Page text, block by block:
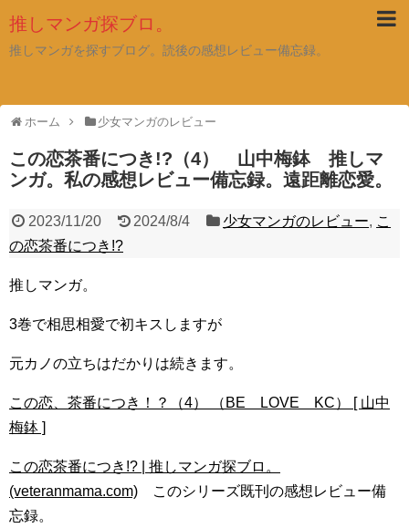
推しマンガ探ブロ。
推しマンガを探すブログ。読後の感想レビュー備忘録。
ホーム 少女マンガのレビュー
この恋茶番につき!?（4） 山中梅鉢 推しマ
ンガ。私の感想レビュー備忘録。遠距離恋愛。
2023/11/20 2024/8/4 少女マンガのレビュー, こ
の恋茶番につき!?
推しマンガ。
3巻で相思相愛で初キスしますが
元カノの立ちはだかりは続きます。
この恋、茶番につき！？（4） （BE LOVE KC） [ 山中
梅鉢 ]
この恋茶番につき!? | 推しマンガ探ブロ。
(veteranmama.com) このシリーズ既刊の感想レビュー備
忘録。